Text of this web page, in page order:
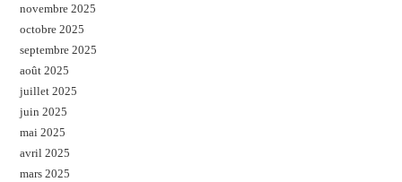
novembre 2025
octobre 2025
septembre 2025
août 2025
juillet 2025
juin 2025
mai 2025
avril 2025
mars 2025